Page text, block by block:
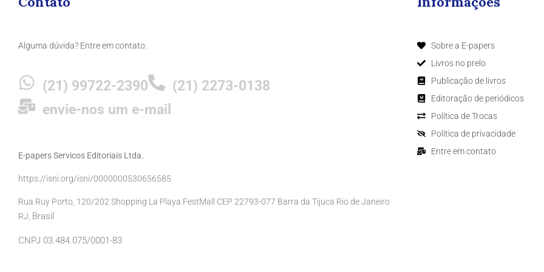
Alguma dúvida? Entre em contato:
(21) 99722-2390
(21) 2273-0138
envie-nos um e-mail
E-papers Servicos Editoriais Ltda.
https://isni.org/isni/0000000530656585
Rua Ruy Porto, 120/202 Shopping La Playa FestMall CEP 22793-077 Barra da Tijuca Rio de Janeiro
RJ, Brasil
CNPJ 03.484.075/0001-83
Sobre a E-papers
Livros no prelo
Publicação de livros
Editoração de periódicos
Política de Trocas
Política de privacidade
Entre em contato